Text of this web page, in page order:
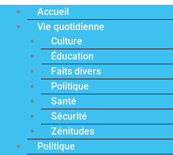
Accueil
Vie quotidienne
Culture
Éducation
Faits divers
Politique
Santé
Sécurité
Zénitudes
Politique